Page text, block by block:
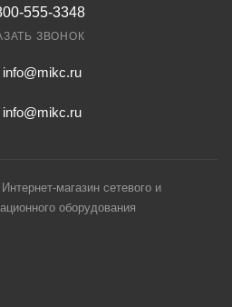
555-3348
ЗВОНОК
info@mikc.ru
info@mikc.ru
магазин сетевого и
оборудования